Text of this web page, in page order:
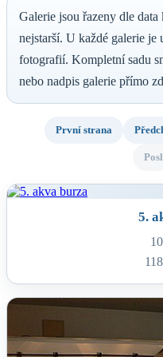
Galerie jsou řazeny dle
nejstarší. U každé galerie je
fotografií. Kompletní sadu
nebo nadpis galerie přímo
První strana
5.